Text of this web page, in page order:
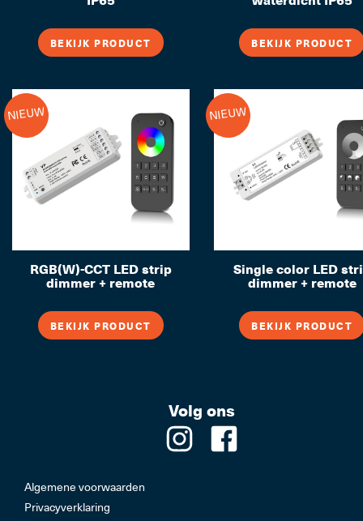
BEKIJK PRODUCT BEKIJK PRODUCT
RGB(W)-CCT LED strip
dimmer + remote
NIEUW
BEKIJK PRODUCT
Single color LED
dimmer + remote
NIEUW
BEKIJK PRODUCT
Volg ons
Algemene voorwaarden
Privacyverklaring